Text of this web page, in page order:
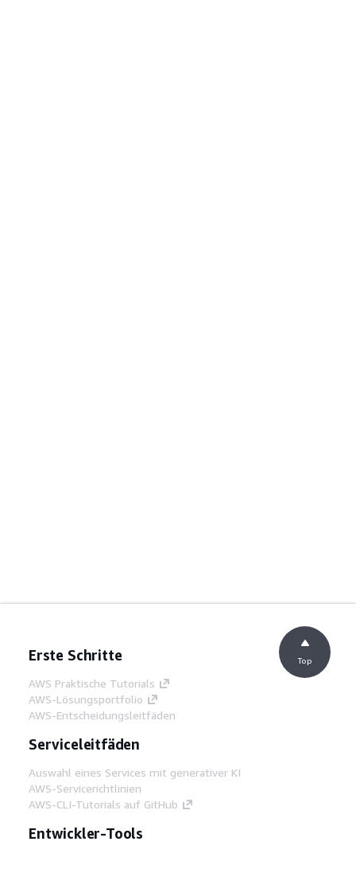
Erste Schritte
AWS Praktische Tutorials
AWS-Lösungsportfolio
AWS-Entscheidungsleitfäden
Serviceleitfäden
Auswahl eines Services mit generativer KI
AWS-Servicerichtlinien
AWS-CLI-Tutorials auf GitHub
Entwickler-Tools
Top